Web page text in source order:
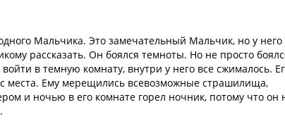
Мальчика. Это замечательный Мальчик, но у него
рассказать. Он боялся темноты. Но не просто
в темную комнату, внутри у него все сжималось.
места. Ему мерещились всевозможные страшилища,
и ночью в его комнате горел ночник, потому что он